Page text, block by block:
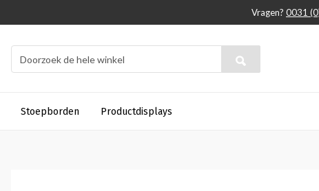
Vragen? 0031
Stoepborden Productdisplays